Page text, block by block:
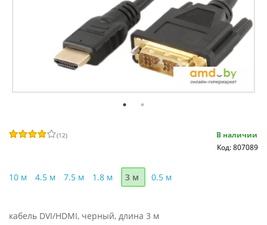
(12)
В наличии
Код: 807089
10 м 4.5 м 7.5 м 1.8 м 3 м 0.5 м
кабель DVI/HDMI, черный, длина 3 м